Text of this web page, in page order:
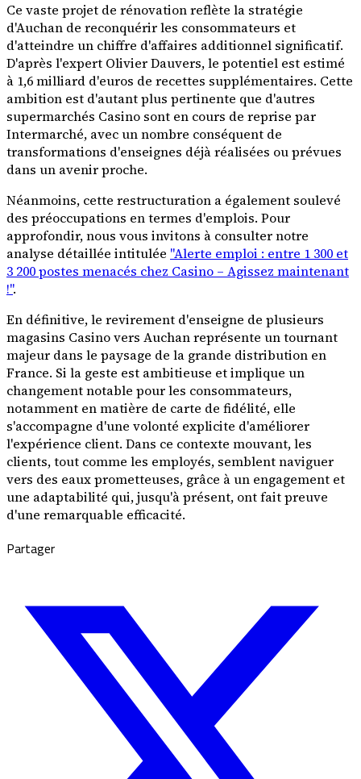
Ce vaste projet de rénovation reflète la stratégie
d'Auchan de reconquérir les consommateurs et
d'atteindre un chiffre d'affaires additionnel significatif.
D'après l'expert Olivier Dauvers, le potentiel est estimé
à 1,6 milliard d'euros de recettes supplémentaires. Cette
ambition est d'autant plus pertinente que d'autres
supermarchés Casino sont en cours de reprise par
Intermarché, avec un nombre conséquent de
transformations d'enseignes déjà réalisées ou prévues
dans un avenir proche.
Néanmoins, cette restructuration a également soulevé
des préoccupations en termes d'emplois. Pour
approfondir, nous vous invitons à consulter notre
analyse détaillée intitulée "Alerte emploi : entre 1 300 et
3 200 postes menacés chez Casino – Agissez maintenant
!".
En définitive, le revirement d'enseigne de plusieurs
magasins Casino vers Auchan représente un tournant
majeur dans le paysage de la grande distribution en
France. Si la geste est ambitieuse et implique un
changement notable pour les consommateurs,
notamment en matière de carte de fidélité, elle
s'accompagne d'une volonté explicite d'améliorer
l'expérience client. Dans ce contexte mouvant, les
clients, tout comme les employés, semblent naviguer
vers des eaux prometteuses, grâce à un engagement et
une adaptabilité qui, jusqu'à présent, ont fait preuve
d'une remarquable efficacité.
Partager